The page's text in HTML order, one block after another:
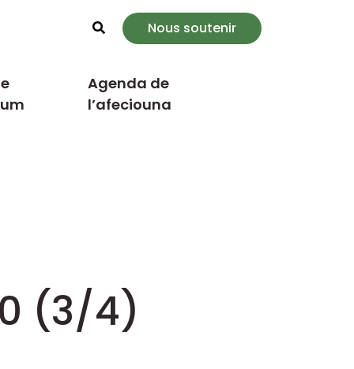
Rechercher
Nous soutenir
Agenda de
l’afeciouna
(3/4)